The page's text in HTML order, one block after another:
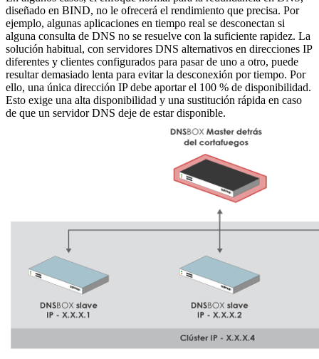
diseñado en BIND, no le ofrecerá el rendimiento que precisa. Por
ejemplo, algunas aplicaciones en tiempo real se desconectan si
alguna consulta de DNS no se resuelve con la suficiente rapidez. La
solución habitual, con servidores DNS alternativos en direcciones IP
diferentes y clientes configurados para pasar de uno a otro, puede
resultar demasiado lenta para evitar la desconexión por tiempo. Por
ello, una única dirección IP debe aportar el 100 % de disponibilidad.
Esto exige una alta disponibilidad y una sustitución rápida en caso
de que un servidor DNS deje de estar disponible.